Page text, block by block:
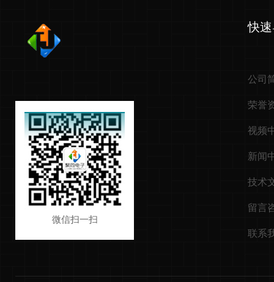
微信扫一扫
快
公司
荣誉
视频
新闻
技术
留言
联系